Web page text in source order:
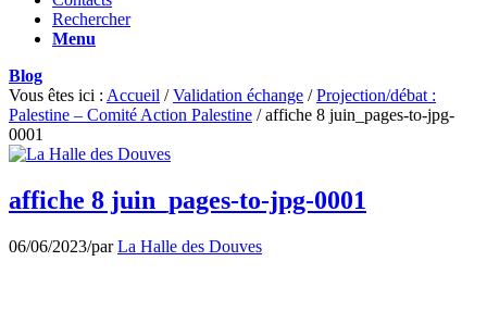
Rechercher
Menu
Blog
Vous êtes ici : Accueil / Validation échange / Projection/débat :
Palestine – Comité Action Palestine / affiche 8 juin_pages-to-jpg-
0001
affiche 8 juin_pages-to-jpg-0001
06/06/2023/parLa Halle des Douves